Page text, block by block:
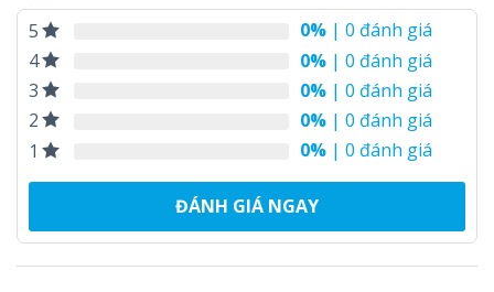
5 0% | 0 đánh giá
4
0% | 0 đánh giá
3
0% | 0 đánh giá
2
0% | 0 đánh giá
1
0% | 0 đánh giá
ĐÁNH GIÁ NGAY